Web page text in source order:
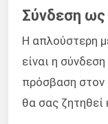
Σύνδεση
Η απλούστερη
είναι η
πρόσβαση στον
θα σας